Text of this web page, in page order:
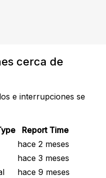
cerca de
e interrupciones se
Report Time
hace 2 meses
hace 3 meses
hace 9 meses